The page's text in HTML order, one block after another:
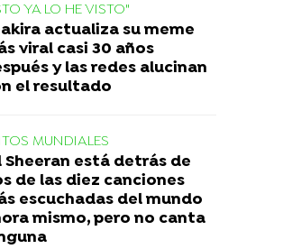
YA LO HE VISTO"
actualiza su meme
viral casi 30 años
y las redes alucinan
el resultado
MUNDIALES
Sheeran está detrás de
de las diez canciones
escuchadas del mundo
mismo, pero no canta